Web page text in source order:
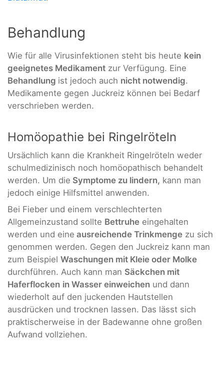
Behandlung
Wie für alle Virusinfektionen steht bis heute kein
geeignetes Medikament zur Verfügung. Eine
Behandlung ist jedoch auch nicht notwendig.
Medikamente gegen Juckreiz können bei Bedarf
verschrieben werden.
Homöopathie bei Ringelröteln
Ursächlich kann die Krankheit Ringelröteln weder
schulmedizinisch noch homöopathisch behandelt
werden. Um die Symptome zu lindern, kann man
jedoch einige Hilfsmittel anwenden.
Bei Fieber und einem verschlechterten
Allgemeinzustand sollte Bettruhe eingehalten
werden und eine ausreichende Trinkmenge zu sich
genommen werden. Gegen den Juckreiz kann man
zum Beispiel Waschungen mit Kleie oder Molke
durchführen. Auch kann man Säckchen mit
Haferflocken in Wasser einweichen und dann
wiederholt auf den juckenden Hautstellen
ausdrücken und trocknen lassen. Das lässt sich
praktischerweise in der Badewanne ohne großen
Aufwand vollziehen.